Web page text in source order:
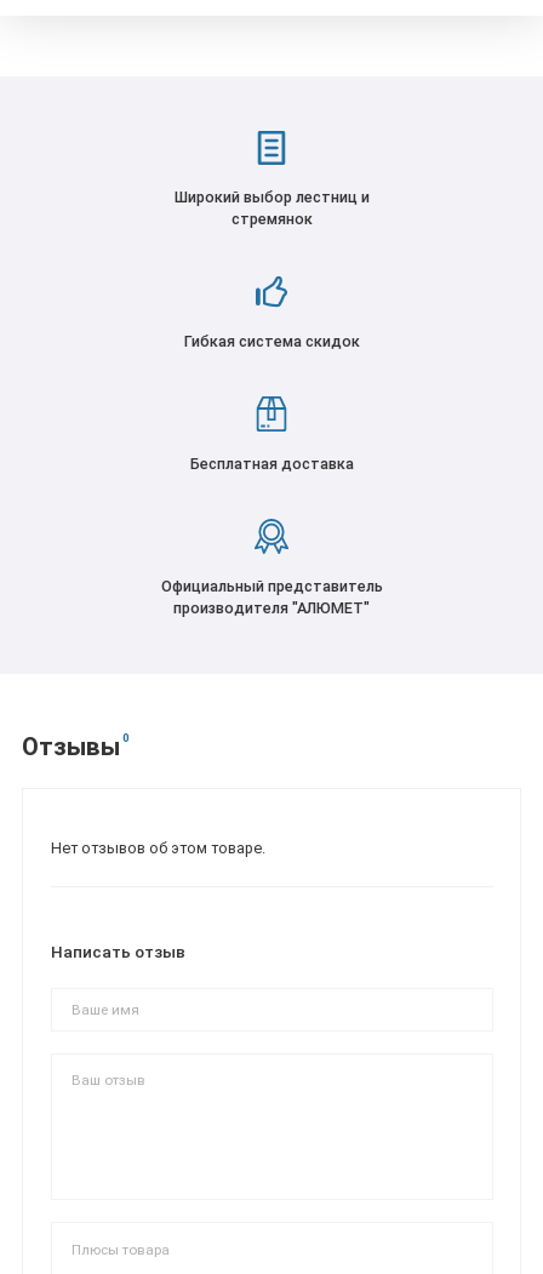
Широкий выбор лестниц и
стремянок
Гибкая система скидок
Бесплатная доставка
Официальный представитель
производителя "АЛЮМЕТ"
Отзывы 0
Нет отзывов об этом товаре.
Написать отзыв